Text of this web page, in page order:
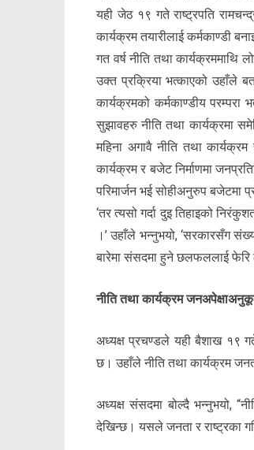
यही जेठ १९ गते राष्ट्रपति
कार्यक्रम तयारीलाई कर्मकाण्डी
गत वर्ष नीति तथा
उक्त प्रक्रिया भत्काएको उहाँले
कार्यक्रमको कर्मकाण्डीय
सुझावहरु नीति तथा कार्यक्रमा
महिना अगावै नीति तथा
कार्यक्रम र बजेट निर्माणमा
परिमार्जन भई सोहीअनुरुप बजेटमा
‘तर त्यसो गर्दा दुइ तिहाइको
।’ उहाँले भन्नुभयो, ‘सरकारसँग
बारेमा संसदमा हुने छलफललाई फेरि
नीति तथा कार्यक्रम
अध्यक्ष प्रचण्डले यही बैशाख १९ गते
छ। उहाँले नीति तथा कार्यक्रम
अध्यक्ष संसदमा बोल्दै भन्नुभयो,
देखिन्छ। यसले जनता र राष्ट्रका